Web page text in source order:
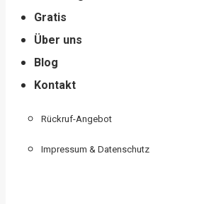
Gratis
Über uns
Blog
Kontakt
Rückruf-Angebot
Impressum & Datenschutz